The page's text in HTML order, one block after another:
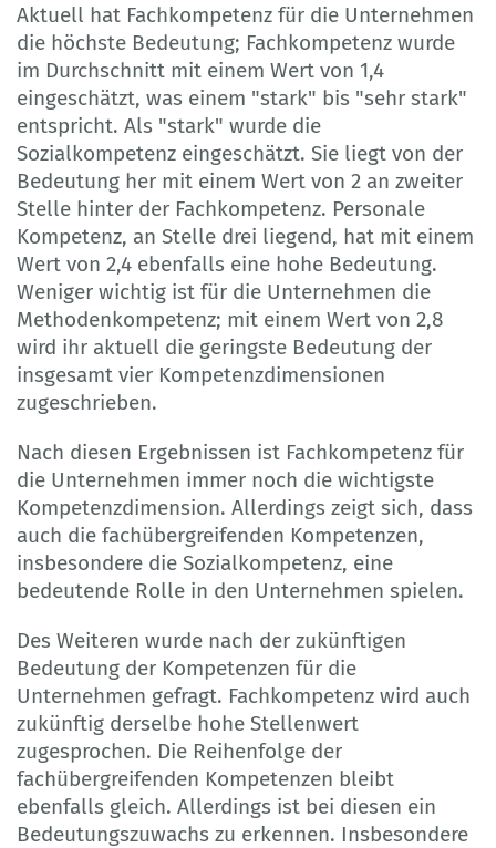
Aktuell hat Fachkompetenz für die Unternehmen
die höchste Bedeutung; Fachkompetenz wurde
im Durchschnitt mit einem Wert von 1,4
eingeschätzt, was einem "stark" bis "sehr stark"
entspricht. Als "stark" wurde die
Sozialkompetenz eingeschätzt. Sie liegt von der
Bedeutung her mit einem Wert von 2 an zweiter
Stelle hinter der Fachkompetenz. Personale
Kompetenz, an Stelle drei liegend, hat mit einem
Wert von 2,4 ebenfalls eine hohe Bedeutung.
Weniger wichtig ist für die Unternehmen die
Methodenkompetenz; mit einem Wert von 2,8
wird ihr aktuell die geringste Bedeutung der
insgesamt vier Kompetenzdimensionen
zugeschrieben.
Nach diesen Ergebnissen ist Fachkompetenz für
die Unternehmen immer noch die wichtigste
Kompetenzdimension. Allerdings zeigt sich, dass
auch die fachübergreifenden Kompetenzen,
insbesondere die Sozialkompetenz, eine
bedeutende Rolle in den Unternehmen spielen.
Des Weiteren wurde nach der zukünftigen
Bedeutung der Kompetenzen für die
Unternehmen gefragt. Fachkompetenz wird auch
zukünftig derselbe hohe Stellenwert
zugesprochen. Die Reihenfolge der
fachübergreifenden Kompetenzen bleibt
ebenfalls gleich. Allerdings ist bei diesen ein
Bedeutungszuwachs zu erkennen. Insbesondere